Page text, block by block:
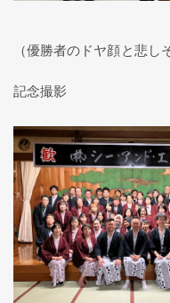
（優勝者のドヤ顔と悲し
記念撮影